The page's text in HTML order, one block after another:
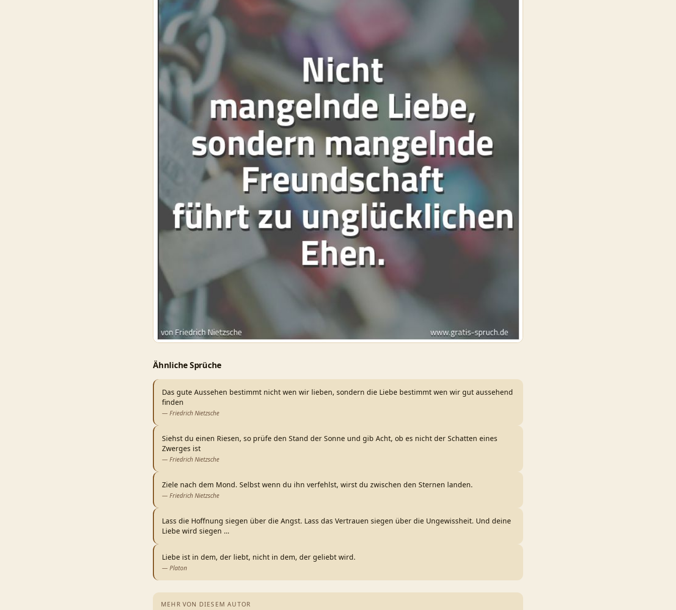
Ähnliche Sprüche
Das gute Aussehen bestimmt nicht wen wir lieben, sondern die Liebe bestimmt wen wir gut aussehend
finden
— Friedrich Nietzsche
Siehst du einen Riesen, so prüfe den Stand der Sonne und gib Acht, ob es nicht der Schatten eines
Zwerges ist
— Friedrich Nietzsche
Ziele nach dem Mond. Selbst wenn du ihn verfehlst, wirst du zwischen den Sternen landen.
— Friedrich Nietzsche
Lass die Hoffnung siegen über die Angst. Lass das Vertrauen siegen über die Ungewissheit. Und deine
Liebe wird siegen …
Liebe ist in dem, der liebt, nicht in dem, der geliebt wird.
— Platon
MEHR VON DIESEM AUTOR